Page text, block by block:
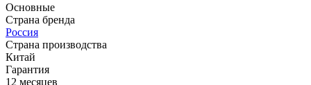
Основные
Страна бренда
Россия
Страна производства
Китай
Гарантия
12 месяцев